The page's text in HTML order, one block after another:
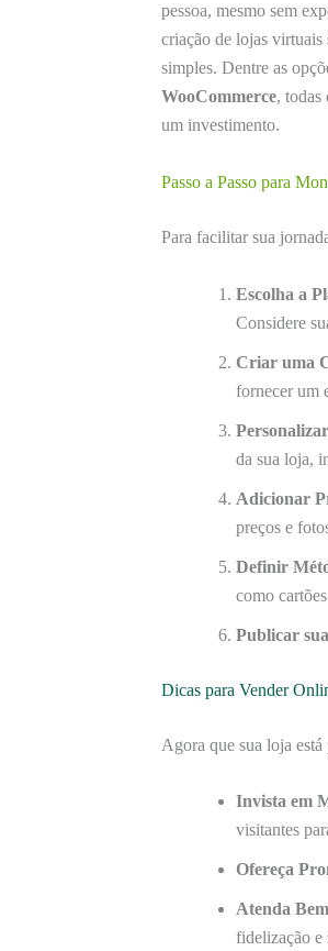
pessoa, mesmo sem
criação de lojas
simples. Dentre as
WooCommerce, todas
um investimento.
Passo a Passo para
Para facilitar sua
Escolha a
Considere
Criar uma
fornecer um
da sua loja,
Adicionar
preços e
Definir
como
Publicar
Dicas para Vender
Agora que sua loja está
Invista em
visitantes
Ofereça
Atenda
fidelização e